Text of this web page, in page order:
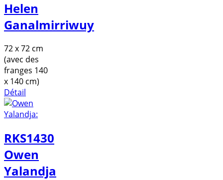
Helen
Ganalmirriwuy
72 x 72 cm
(avec des
franges 140
x 140 cm)
Détail
RKS1430
Owen
Yalandja